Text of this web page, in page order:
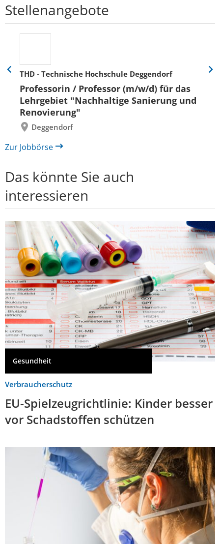
Stellenangebote
THD - Technische Hochschule Deggendorf
Professorin / Professor (m/w/d) für das
Lehrgebiet "Nachhaltige Sanierung und
Renovierung"
Deggendorf
Eine
zurück
Eine
Zur Jobbörse
Das könnte Sie auch
interessieren
Gesundheit
Verbraucherschutz
EU-Spielzeugrichtlinie: Kinder besser
vor Schadstoffen schützen